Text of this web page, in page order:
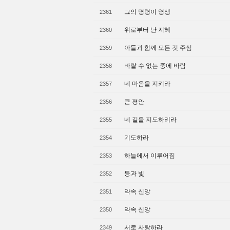
2361 그의 명령이 영생
2360 위로부터 난 지혜
2359 아들과 함께 모든 것 주심
2358 바랄 수 없는 중에 바람
2357 네 마음을 지키라
2356 큰 평안
2355 네 길을 지도하리라
2354 기도하라
2353 하늘에서 이루어짐
2352 등과 빛
2351 약속 신앙
2350 약속 신앙
2349 서로 사랑하라